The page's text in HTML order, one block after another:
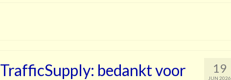
19
JUN 2026
TrafficSupply: bedankt voor